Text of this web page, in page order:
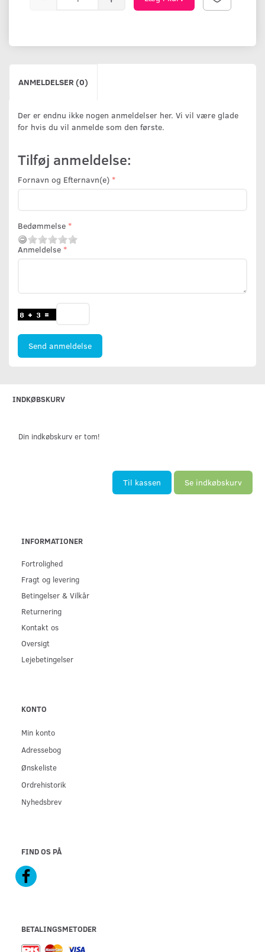
ANMELDELSER (0)
Der er endnu ikke nogen anmeldelser her. Vi vil være glade
for hvis du vil anmelde som den første.
Tilføj anmeldelse:
Fornavn og Efternavn(e)
Bedømmelse
Anmeldelse
Send anmeldelse
INDKØBSKURV
Din indkøbskurv er tom!
Til kassen Se indkøbskurv
INFORMATIONER
Fortrolighed
Fragt og levering
Betingelser & Vilkår
Returnering
Kontakt os
Oversigt
Lejebetingelser
KONTO
Min konto
Adressebog
Ønskeliste
Ordrehistorik
Nyhedsbrev
FIND OS PÅ
BETALINGSMETODER